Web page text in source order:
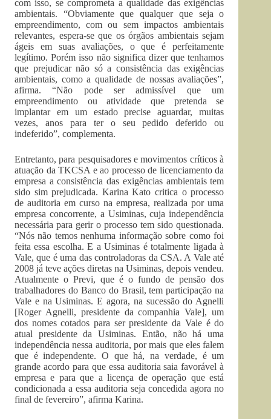
com isso, se comprometa a qualidade das exigências
ambientais. “Obviamente que qualquer que seja o
empreendimento, com ou sem impactos ambientais
relevantes, espera-se que os órgãos ambientais sejam
ágeis em suas avaliações, o que é perfeitamente
legítimo. Porém isso não significa dizer que tenhamos
que prejudicar não só a consistência das exigências
ambientais, como a qualidade de nossas avaliações”,
afirma. “Não pode ser admissível que um
empreendimento ou atividade que pretenda se
implantar em um estado precise aguardar, muitas
vezes, anos para ter o seu pedido deferido ou
indeferido”, complementa.
Entretanto, para pesquisadores e movimentos críticos à
atuação da TKCSA e ao processo de licenciamento da
empresa a consistência das exigências ambientais tem
sido sim prejudicada. Karina Kato critica o processo
de auditoria em curso na empresa, realizada por uma
empresa concorrente, a Usiminas, cuja independência
necessária para gerir o processo tem sido questionada.
“Nós não temos nenhuma informação sobre como foi
feita essa escolha. E a Usiminas é totalmente ligada à
Vale, que é uma das controladoras da CSA. A Vale até
2008 já teve ações diretas na Usiminas, depois vendeu.
Atualmente o Previ, que é o fundo de pensão dos
trabalhadores do Banco do Brasil, tem participação na
Vale e na Usiminas. E agora, na sucessão do Agnelli
[Roger Agnelli, presidente da companhia Vale], um
dos nomes cotados para ser presidente da Vale é do
atual presidente da Usiminas. Então, não há uma
independência nessa auditoria, por mais que eles falem
que é independente. O que há, na verdade, é um
grande acordo para que essa auditoria saia favorável à
empresa e para que a licença de operação que está
condicionada a essa auditoria seja concedida agora no
final de fevereiro”, afirma Karina.